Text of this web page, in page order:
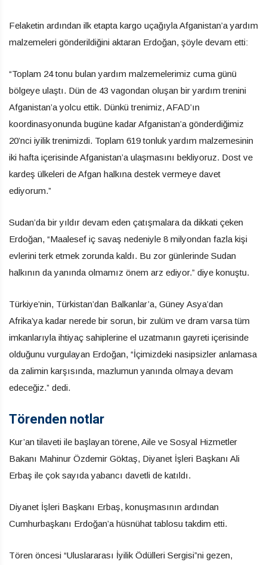
Felaketin ardından ilk etapta kargo uçağıyla Afganistan’a yardım
malzemeleri gönderildiğini aktaran Erdoğan, şöyle devam etti:
“Toplam 24 tonu bulan yardım malzemelerimiz cuma günü
bölgeye ulaştı. Dün de 43 vagondan oluşan bir yardım trenini
Afganistan’a yolcu ettik. Dünkü trenimiz, AFAD’ın
koordinasyonunda bugüne kadar Afganistan’a gönderdiğimiz
20’nci iyilik trenimizdi. Toplam 619 tonluk yardım malzemesinin
iki hafta içerisinde Afganistan’a ulaşmasını bekliyoruz. Dost ve
kardeş ülkeleri de Afgan halkına destek vermeye davet
ediyorum.”
Sudan’da bir yıldır devam eden çatışmalara da dikkati çeken
Erdoğan, “Maalesef iç savaş nedeniyle 8 milyondan fazla kişi
evlerini terk etmek zorunda kaldı. Bu zor günlerinde Sudan
halkının da yanında olmamız önem arz ediyor.” diye konuştu.
Türkiye’nin, Türkistan’dan Balkanlar’a, Güney Asya’dan
Afrika’ya kadar nerede bir sorun, bir zulüm ve dram varsa tüm
imkanlarıyla ihtiyaç sahiplerine el uzatmanın gayreti içerisinde
olduğunu vurgulayan Erdoğan, “İçimizdeki nasipsizler anlamasa
da zalimin karşısında, mazlumun yanında olmaya devam
edeceğiz.” dedi.
Törenden notlar
Kur’an tilaveti ile başlayan törene, Aile ve Sosyal Hizmetler
Bakanı Mahinur Özdemir Göktaş, Diyanet İşleri Başkanı Ali
Erbaş ile çok sayıda yabancı davetli de katıldı.
Diyanet İşleri Başkanı Erbaş, konuşmasının ardından
Cumhurbaşkanı Erdoğan’a hüsnühat tablosu takdim etti.
Tören öncesi “Uluslararası İyilik Ödülleri Sergisi”ni gezen,